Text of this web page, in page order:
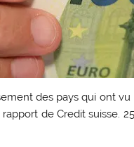
des pays qui ont
de Credit suisse.